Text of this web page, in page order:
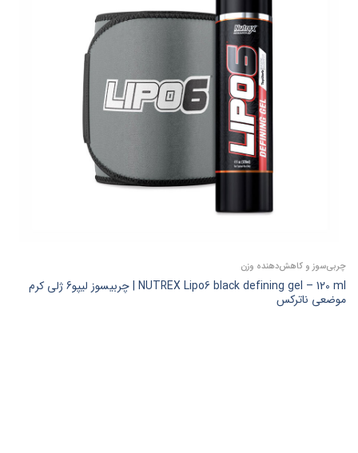
چربی‌سوز و کاهش‌دهنده وزن
NUTREX Lipo6 black defining gel – 120 ml | چربیسوز لیپو6 ژلی کرم
موضعی ناترکس